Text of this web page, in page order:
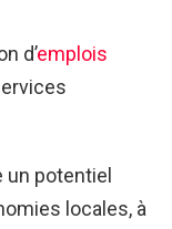
d’emplois
un potentiel
locales, à